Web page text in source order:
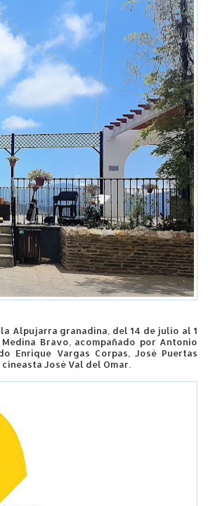
Alpujarra granadina, del 14 de julio al 1
Bravo, acompañado por Antonio
Enrique Vargas Corpas, José Puertas
José Val del Omar.